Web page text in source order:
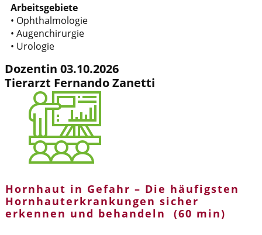
Arbeitsgebiete
• Ophthalmologie
• Augenchirurgie
• Urologie
Dozentin 03.10.2026
Tierarzt Fernando Zanetti
Hornhaut in Gefahr – Die häufigsten
Hornhauterkrankungen sicher
erkennen und behandeln (60 min)